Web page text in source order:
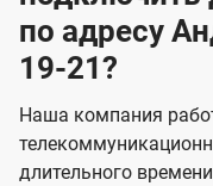
по адресу
19-21?
Наша компания
длительного